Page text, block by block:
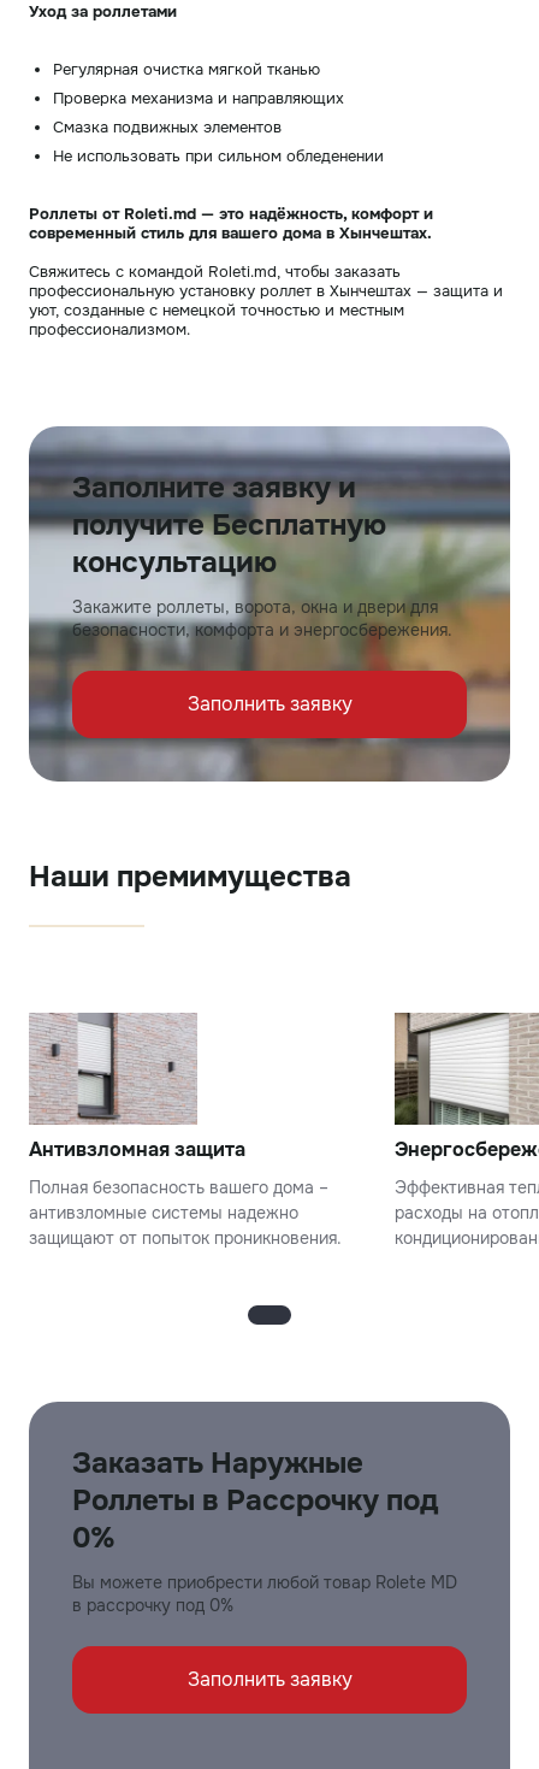
Уход за роллетами
Регулярная очистка мягкой тканью
Проверка механизма и направляющих
Смазка подвижных элементов
Не использовать при сильном обледенении
Роллеты от Roleti.md — это надёжность, комфорт и
современный стиль для вашего дома в Хынчештах.
Свяжитесь с командой Roleti.md, чтобы заказать
профессиональную установку роллет в Хынчештах — защита и
уют, созданные с немецкой точностью и местным
профессионализмом.
Заполните заявку и
получите Бесплатную
консультацию
Закажите роллеты, ворота, окна и двери для
безопасности, комфорта и энергосбережения.
Заполнить заявку
Наши премимущества
Антивзломная защита
Полная безопасность вашего дома –
антивзломные системы надежно
защищают от попыток проникновения.
Эффективная
расходы на
Заказать Наружные
Роллеты в Рассрочку под
0%
Вы можете приобрести любой товар Rolete MD
в рассрочку под 0%
Заполнить заявку